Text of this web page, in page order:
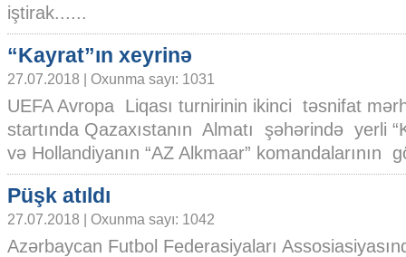
iştirak......
“Kayrat”ın xeyrinə
27.07.2018 | Oxunma sayı: 1031
UEFA Avropa Liqası turnirinin ikinci təsnifat
startında Qazaxıstanın Almatı şəhərində yerli
və Hollandiyanın “AZ Alkmaar” komandalarının
Püşk atıldı
27.07.2018 | Oxunma sayı: 1042
Azərbaycan Futbol Federasiyaları